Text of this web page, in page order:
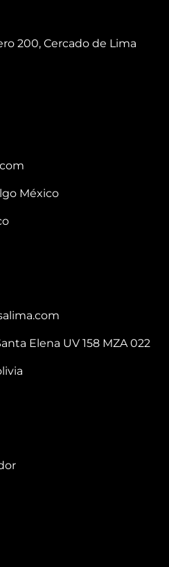
200, Cercado de Lima
México
Elena UV 158 MZA 022